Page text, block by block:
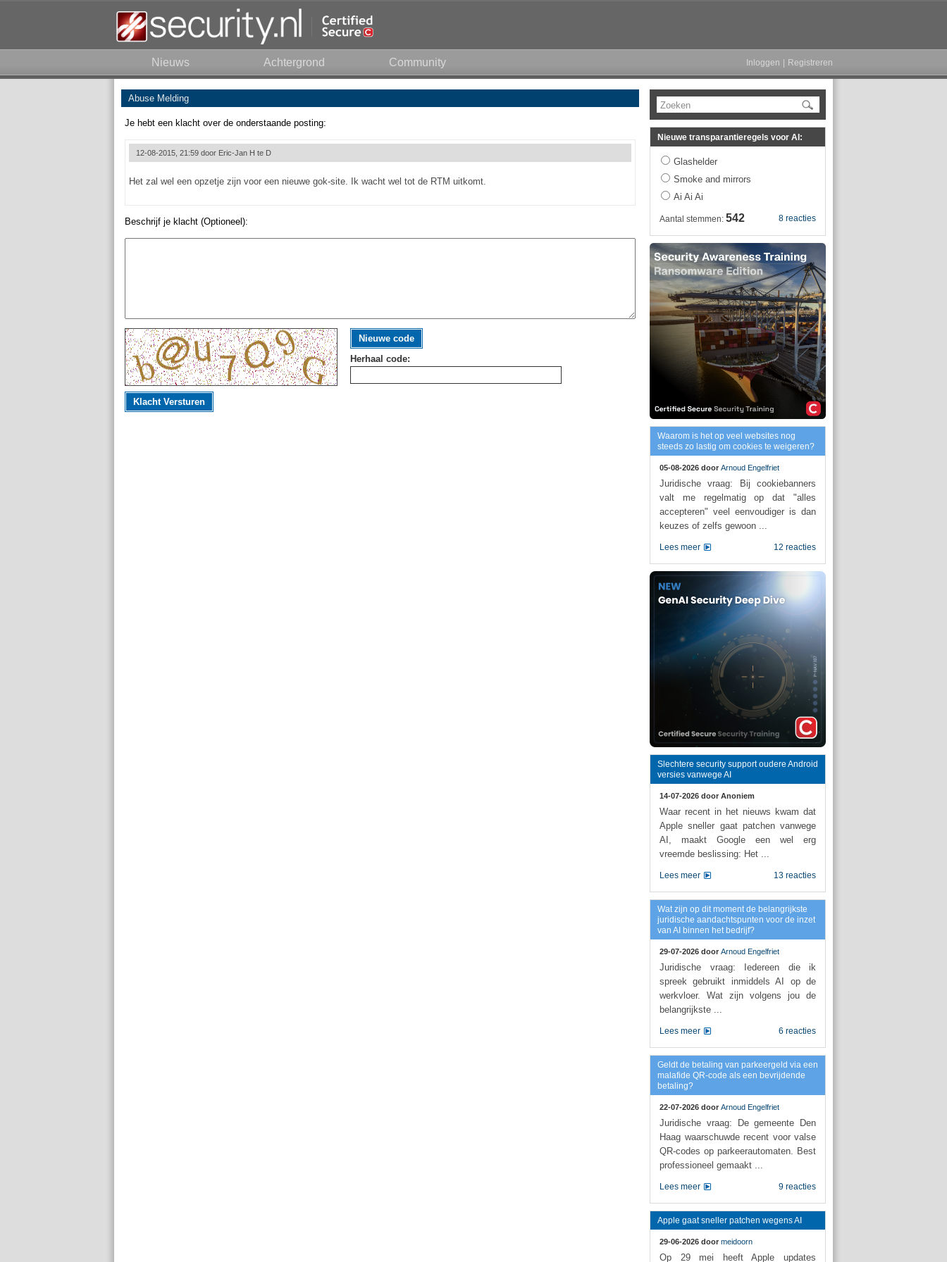
Nieuws Achtergrond Community Inloggen Registreren
Abuse Melding
Je hebt een klacht over de onderstaande posting:
12-08-2015, 21:59 door Eric-Jan H te D
Het zal wel een opzetje zijn voor een nieuwe gok-site. Ik wacht wel tot de RTM uitkomt.
Beschrijf je klacht (Optioneel):
Nieuwe code
Herhaal code:
Klacht Versturen
Zoeken
Nieuwe transparantieregels voor AI:
Glashelder
Smoke and mirrors
Ai Ai Ai
8 reacties
Aantal stemmen: 542
Waarom is het op veel websites nog
steeds zo lastig om cookies te weigeren?
05-08-2026 door Arnoud Engelfriet
Juridische vraag: Bij cookiebanners
valt me regelmatig op dat "alles
accepteren" veel eenvoudiger is dan
keuzes of zelfs gewoon ...
12 reacties
Lees meer
Slechtere security support oudere Android
versies vanwege AI
14-07-2026 door Anoniem
Waar recent in het nieuws kwam dat
Apple sneller gaat patchen vanwege
AI, maakt Google een wel erg
vreemde beslissing: Het ...
13 reacties
Lees meer
Wat zijn op dit moment de belangrijkste
juridische aandachtspunten voor de inzet
van AI binnen het bedrijf?
29-07-2026 door Arnoud Engelfriet
Juridische vraag: Iedereen die ik
spreek gebruikt inmiddels AI op de
werkvloer. Wat zijn volgens jou de
belangrijkste ...
6 reacties
Lees meer
Geldt de betaling van parkeergeld via een
malafide QR-code als een bevrijdende
betaling?
22-07-2026 door Arnoud Engelfriet
Juridische vraag: De gemeente Den
Haag waarschuwde recent voor valse
QR-codes op parkeerautomaten. Best
professioneel gemaakt ...
9 reacties
Lees meer
Apple gaat sneller patchen wegens AI
29-06-2026 door meidoorn
Op 29 mei heeft Apple updates